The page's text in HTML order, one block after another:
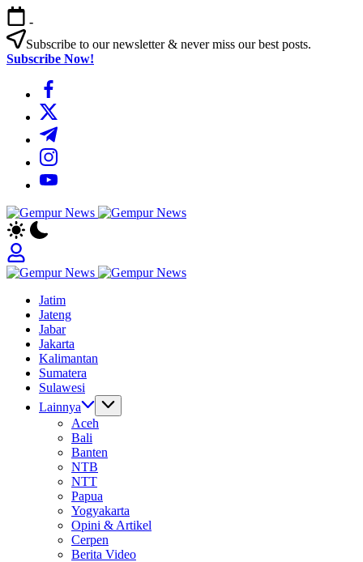
Skip
to
content
-
Subscribe to our newsletter & never miss our best posts.
Subscribe Now!
https://www.facebook.com/
https://twitter.com/
https://t.me/
https://www.instagram.com/
https://youtube.com/
Gempur
Jelajah
Informasi
Dunia
Tanpa
Gempur
Informasi
Dunia
Tanpa
Batas
Jatim
Jateng
Jabar
Jakarta
Kalimantan
Sumatera
Sulawesi
Lainnya
Aceh
Bali
Banten
NTB
NTT
Papua
Yogyakarta
Opini & Artikel
Cerpen
Berita Video